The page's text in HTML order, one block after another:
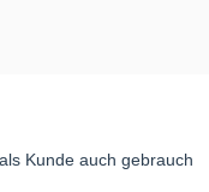
Kunde auch gebrauch